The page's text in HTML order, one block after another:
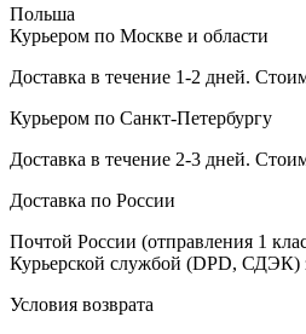
Польша
Курьером по Москве и области
Доставка в течение 1-2 дней.
Курьером по Санкт-Петербургу
Доставка в течение 2-3 дней.
Доставка по России
Почтой России (отправления 1
Курьерской службой (DPD, СДЭК)
Условия возврата